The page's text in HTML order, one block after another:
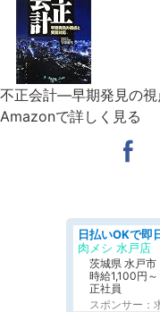
不正会計―早期発見の視
Amazonで詳しく見る
肉メシ 水戸店
茨城県 水戸市
時給1,100円～
正社員
スポンサー：